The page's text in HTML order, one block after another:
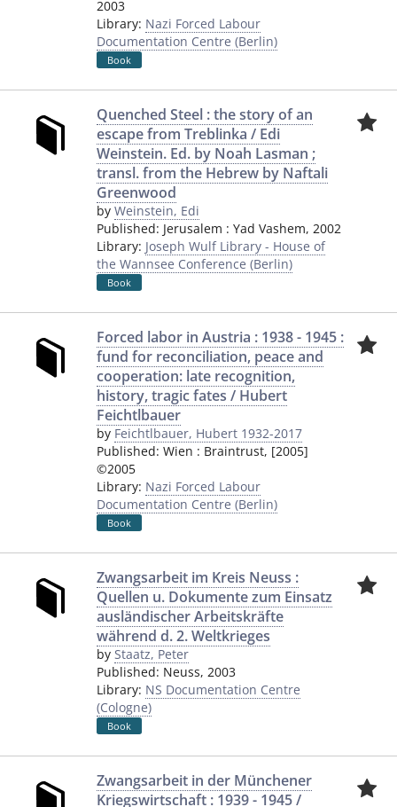
2003
Library: Nazi Forced Labour
Documentation Centre (Berlin)
Book
Quenched Steel : the story of an
escape from Treblinka / Edi
Weinstein. Ed. by Noah Lasman ;
transl. from the Hebrew by Naftali
Greenwood
by Weinstein, Edi
Published: Jerusalem : Yad Vashem, 2002
Library: Joseph Wulf Library - House of
the Wannsee Conference (Berlin)
Book
Forced labor in Austria : 1938 - 1945 :
fund for reconciliation, peace and
cooperation: late recognition,
history, tragic fates / Hubert
Feichtlbauer
by Feichtlbauer, Hubert 1932-2017
Published: Wien : Braintrust, [2005]
©2005
Library: Nazi Forced Labour
Documentation Centre (Berlin)
Book
Zwangsarbeit im Kreis Neuss :
Quellen u. Dokumente zum Einsatz
ausländischer Arbeitskräfte
während d. 2. Weltkrieges
by Staatz, Peter
Published: Neuss, 2003
Library: NS Documentation Centre
(Cologne)
Book
Zwangsarbeit in der Münchener
Kriegswirtschaft : 1939 - 1945 /